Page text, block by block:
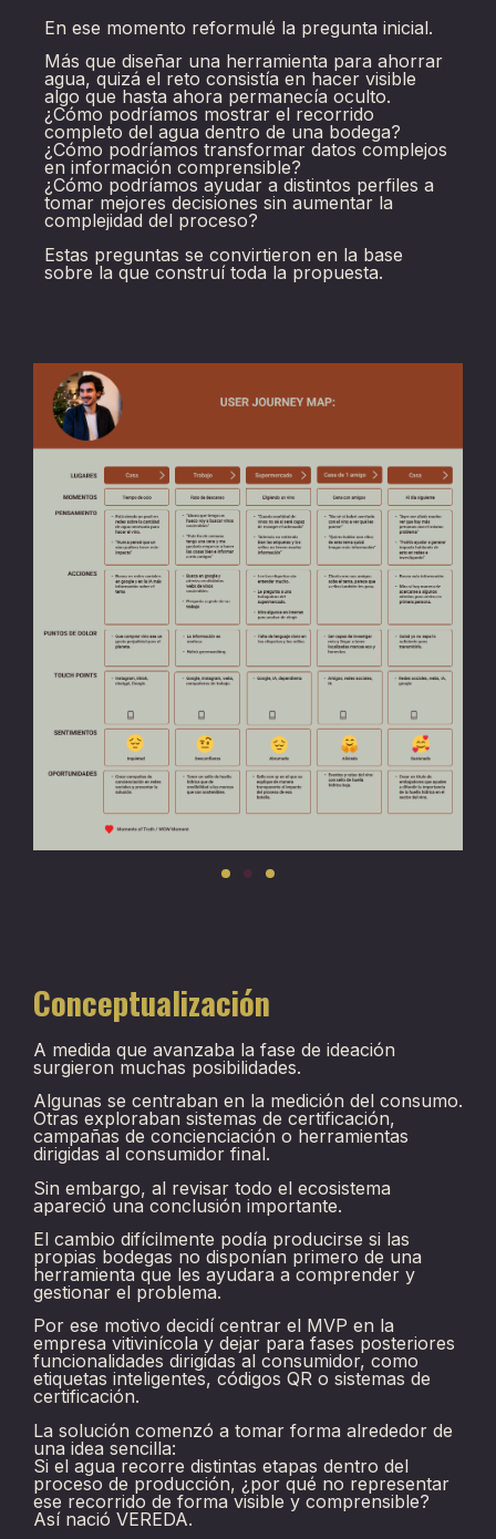
En ese momento reformulé la pregunta inicial.
Más que diseñar una herramienta para ahorrar
agua, quizá el reto consistía en hacer visible
algo que hasta ahora permanecía oculto.
¿Cómo podríamos mostrar el recorrido
completo del agua dentro de una bodega?
¿Cómo podríamos transformar datos complejos
en información comprensible?
¿Cómo podríamos ayudar a distintos perfiles a
tomar mejores decisiones sin aumentar la
complejidad del proceso?
Estas preguntas se convirtieron en la base
sobre la que construí toda la propuesta.
Conceptualización
A medida que avanzaba la fase de ideación
surgieron muchas posibilidades.
Algunas se centraban en la medición del consumo.
Otras exploraban sistemas de certificación,
campañas de concienciación o herramientas
dirigidas al consumidor final.
Sin embargo, al revisar todo el ecosistema
apareció una conclusión importante.
El cambio difícilmente podía producirse si las
propias bodegas no disponían primero de una
herramienta que les ayudara a comprender y
gestionar el problema.
Por ese motivo decidí centrar el MVP en la
empresa vitivinícola y dejar para fases posteriores
funcionalidades dirigidas al consumidor, como
etiquetas inteligentes, códigos QR o sistemas de
certificación.
La solución comenzó a tomar forma alrededor de
una idea sencilla:
Si el agua recorre distintas etapas dentro del
proceso de producción, ¿por qué no representar
ese recorrido de forma visible y comprensible?
Así nació VEREDA.